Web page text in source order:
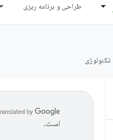
طراحی و برنامه ریزی
تکنولوژی
است.